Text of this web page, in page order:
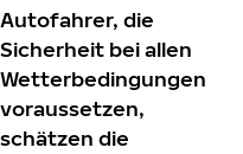
Autofahrer, die
Sicherheit bei allen
Wetterbedingungen
voraussetzen,
schätzen die